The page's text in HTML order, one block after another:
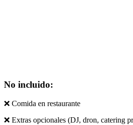
No incluido:
❌ Comida en restaurante
❌ Extras opcionales (DJ, dron, catering